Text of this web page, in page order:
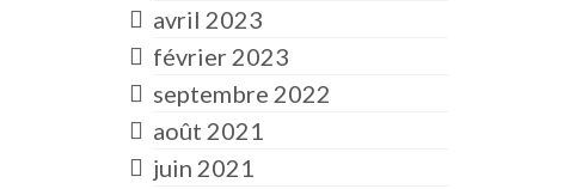
avril 2023
février 2023
septembre 2022
août 2021
juin 2021